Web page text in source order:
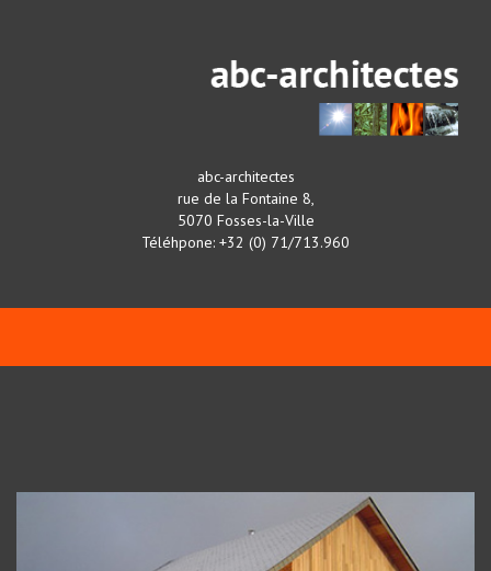
abc-architectes
rue de la Fontaine 8,
5070 Fosses-la-Ville
Téléhpone: +32 (0) 71/713.960